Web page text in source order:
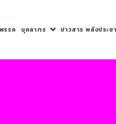
รรค บุคลากร ข่าวสาร พลังประช